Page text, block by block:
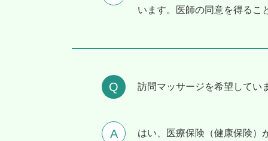
います。医師の同意を得るこ
訪問マッサージを希望してい
はい、医療保険（健康保険）